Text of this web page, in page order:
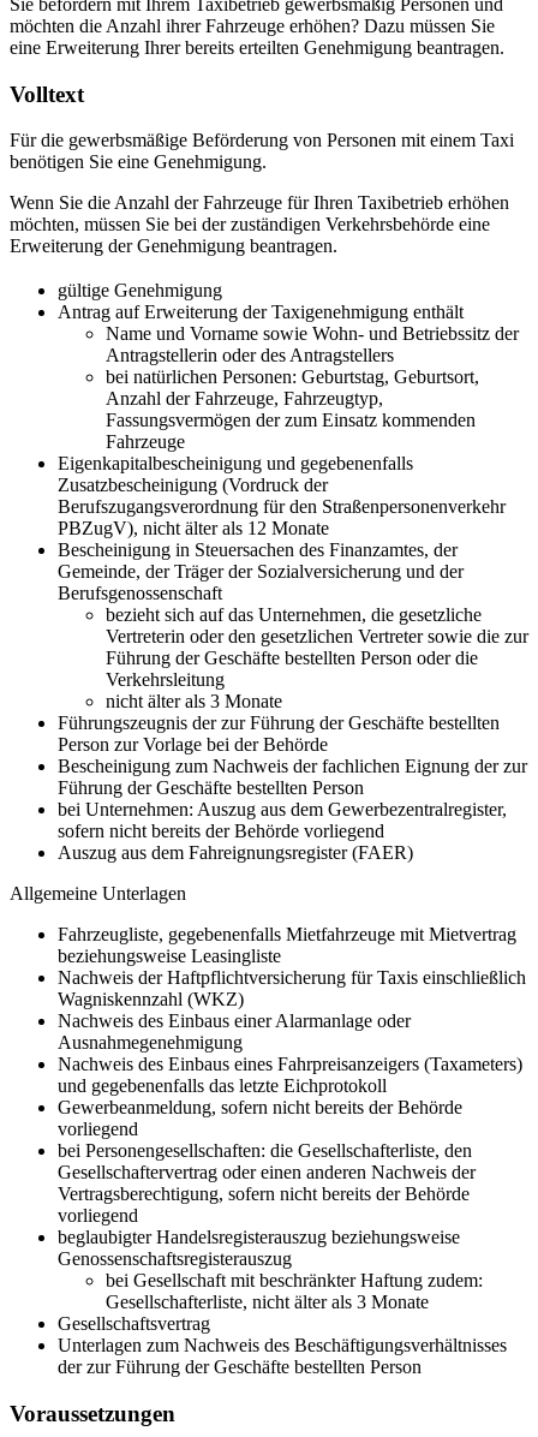
möchten die Anzahl ihrer Fahrzeuge erhöhen? Dazu müssen Sie
eine Erweiterung Ihrer bereits erteilten Genehmigung beantragen.
Volltext
Für die gewerbsmäßige Beförderung von Personen mit einem Taxi
benötigen Sie eine Genehmigung.
Wenn Sie die Anzahl der Fahrzeuge für Ihren Taxibetrieb erhöhen
möchten, müssen Sie bei der zuständigen Verkehrsbehörde eine
Erweiterung der Genehmigung beantragen.
gültige Genehmigung
Antrag auf Erweiterung der Taxigenehmigung enthält
Name und Vorname sowie Wohn- und Betriebssitz der
Antragstellerin oder des Antragstellers
bei natürlichen Personen: Geburtstag, Geburtsort,
Anzahl der Fahrzeuge, Fahrzeugtyp,
Fassungsvermögen der zum Einsatz kommenden
Fahrzeuge
Eigenkapitalbescheinigung und gegebenenfalls
Zusatzbescheinigung (Vordruck der
Berufszugangsverordnung für den Straßenpersonenverkehr
PBZugV), nicht älter als 12 Monate
Bescheinigung in Steuersachen des Finanzamtes, der
Gemeinde, der Träger der Sozialversicherung und der
Berufsgenossenschaft
bezieht sich auf das Unternehmen, die gesetzliche
Vertreterin oder den gesetzlichen Vertreter sowie die zur
Führung der Geschäfte bestellten Person oder die
Verkehrsleitung
nicht älter als 3 Monate
Führungszeugnis der zur Führung der Geschäfte bestellten
Person zur Vorlage bei der Behörde
Bescheinigung zum Nachweis der fachlichen Eignung der zur
Führung der Geschäfte bestellten Person
bei Unternehmen: Auszug aus dem Gewerbezentralregister,
sofern nicht bereits der Behörde vorliegend
Auszug aus dem Fahreignungsregister (FAER)
Allgemeine Unterlagen
Fahrzeugliste, gegebenenfalls Mietfahrzeuge mit Mietvertrag
beziehungsweise Leasingliste
Nachweis der Haftpflichtversicherung für Taxis einschließlich
Wagniskennzahl (WKZ)
Nachweis des Einbaus einer Alarmanlage oder
Ausnahmegenehmigung
Nachweis des Einbaus eines Fahrpreisanzeigers (Taxameters)
und gegebenenfalls das letzte Eichprotokoll
Gewerbeanmeldung, sofern nicht bereits der Behörde
vorliegend
bei Personengesellschaften: die Gesellschafterliste, den
Gesellschaftervertrag oder einen anderen Nachweis der
Vertragsberechtigung, sofern nicht bereits der Behörde
vorliegend
beglaubigter Handelsregisterauszug beziehungsweise
Genossenschaftsregisterauszug
bei Gesellschaft mit beschränkter Haftung zudem:
Gesellschafterliste, nicht älter als 3 Monate
Gesellschaftsvertrag
Unterlagen zum Nachweis des Beschäftigungsverhältnisses
der zur Führung der Geschäfte bestellten Person
Voraussetzungen